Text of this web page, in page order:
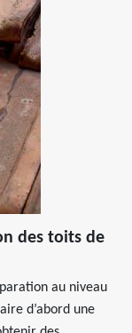
des toits de
au niveau
d’abord une